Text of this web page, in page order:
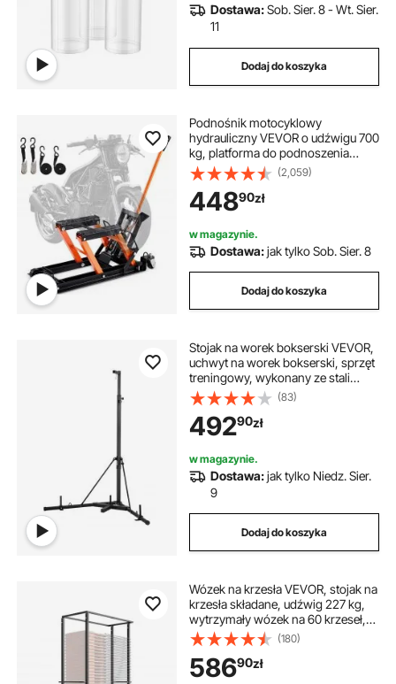
Dostawa:Sob. Sier. 8 - Wt. Sier.
11
Dodaj do koszyka
Podnośnik motocyklowy
hydrauliczny VEVOR o udźwigu 700
kg, platforma do podnoszenia
motocykli, stojak montażowy do
motocykli, regulowany w zakresie
120–385 mm, podnośnik do
motocykli, stojak do motocykli w
garażu i na zewnątrz
(2,059)
44890zł
w magazynie.
Dostawa:jak tylko Sob. Sier. 8
Dodaj do koszyka
Stojak na worek bokserski VEVOR,
uchwyt na worek bokserski, sprzęt
treningowy, wykonany ze stali
(nośność 65 kg), wolnostojący
stojak na worki z piaskiem,
regulowany na wysokość, z
podstawą obciążoną, sprzęt
treningowy na siłownię
(83)
49290zł
w magazynie.
Dostawa:jak tylko Niedz. Sier.
9
Dodaj do koszyka
Wózek na krzesła VEVOR, stojak na
krzesła składane, udźwig 227 kg,
wytrzymały wózek na 60 krzeseł,
metalowy stojak na krzesła z
kółkami obrotowymi i blokadą, na
imprezy i do hoteli, matowa czerń
(180)
58690zł